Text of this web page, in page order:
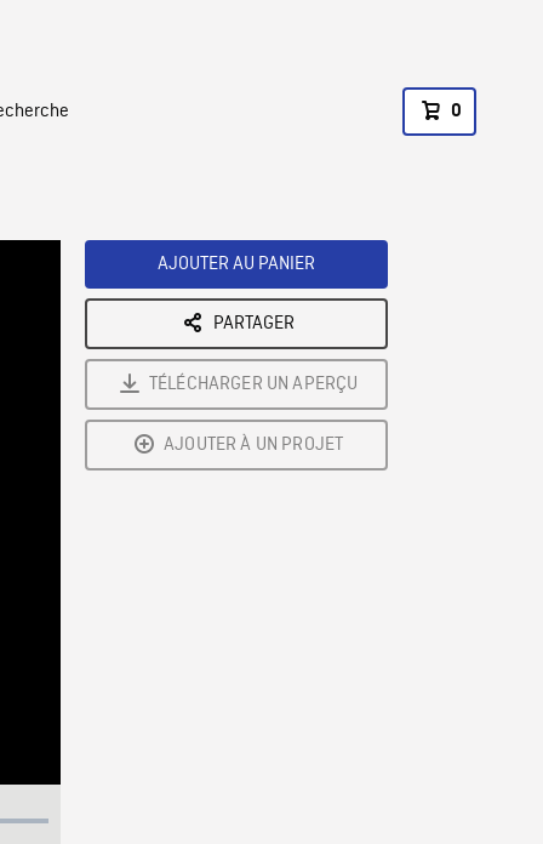
0
AJOUTER AU PANIER
PARTAGER
TÉLÉCHARGER UN APERÇU
AJOUTER À UN PROJET